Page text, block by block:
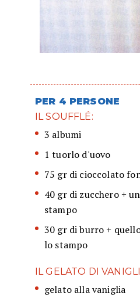
PER 4 PERSONE
IL SOUFFLÉ:
3 albumi
1 tuorlo d'uovo
75 gr di cioccolato
40 gr di zucchero +
stampo
30 gr di burro +
lo stampo
IL GELATO DI
gelato alla vaniglia